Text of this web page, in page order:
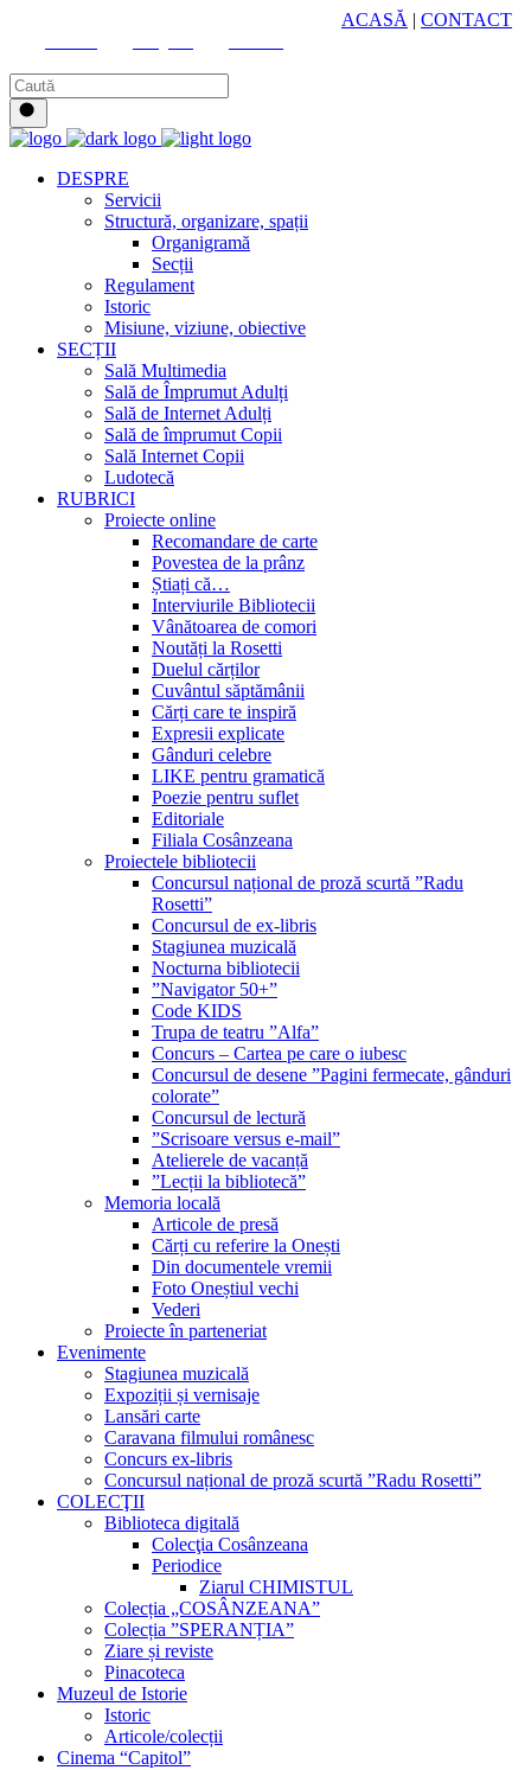
ACASĂ | CONTACT
DESPRE
Servicii
Structură, organizare, spații
Organigramă
Secții
Regulament
Istoric
Misiune, viziune, obiective
SECȚII
Sală Multimedia
Sală de Împrumut Adulți
Sală de Internet Adulți
Sală de împrumut Copii
Sală Internet Copii
Ludotecă
RUBRICI
Proiecte online
Recomandare de carte
Povestea de la prânz
Știați că…
Interviurile Bibliotecii
Vânătoarea de comori
Noutăți la Rosetti
Duelul cărților
Cuvântul săptămânii
Cărți care te inspiră
Expresii explicate
Gânduri celebre
LIKE pentru gramatică
Poezie pentru suflet
Editoriale
Filiala Cosânzeana
Proiectele bibliotecii
Concursul național de proză scurtă ”Radu
Rosetti”
Concursul de ex-libris
Stagiunea muzicală
Nocturna bibliotecii
”Navigator 50+”
Code KIDS
Trupa de teatru ”Alfa”
Concurs – Cartea pe care o iubesc
Concursul de desene ”Pagini fermecate, gânduri
colorate”
Concursul de lectură
”Scrisoare versus e-mail”
Atelierele de vacanță
”Lecții la bibliotecă”
Memoria locală
Articole de presă
Cărți cu referire la Onești
Din documentele vremii
Foto Oneștiul vechi
Vederi
Proiecte în parteneriat
Evenimente
Stagiunea muzicală
Expoziții și vernisaje
Lansări carte
Caravana filmului românesc
Concurs ex-libris
Concursul național de proză scurtă ”Radu Rosetti”
COLECŢII
Biblioteca digitală
Colecţia Cosânzeana
Periodice
Ziarul CHIMISTUL
Colecția „COSÂNZEANA”
Colecția ”SPERANȚIA”
Ziare și reviste
Pinacoteca
Muzeul de Istorie
Istoric
Articole/colecții
Cinema “Capitol”